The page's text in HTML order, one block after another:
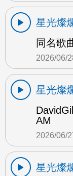
星光燦
同名歌
2026/06/
星光燦
AM
2026/06/
星光燦